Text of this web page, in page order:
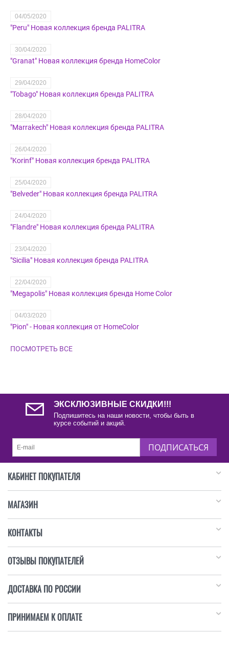
04/05/2020
"Peru" Новая коллекция бренда PALITRA
30/04/2020
"Granat" Новая коллекция бренда HomeColor
29/04/2020
"Tobago" Новая коллекция бренда PALITRA
28/04/2020
"Marrakech" Новая коллекция бренда PALITRA
26/04/2020
"Korinf" Новая коллекция бренда PALITRA
25/04/2020
​"Belveder" Новая коллекция бренда PALITRA
24/04/2020
"Flandre" Новая коллекция бренда PALITRA
23/04/2020
"Sicilia" Новая коллекция бренда PALITRA
22/04/2020
"Megapolis" Новая коллекция бренда Home Color
04/03/2020
"Pion" - Новая коллекция от HomeColor
ПОСМОТРЕТЬ ВСЕ
ЭКСКЛЮЗИВНЫЕ СКИДКИ!!!
Подпишитесь на наши новости, чтобы быть в
курсе событий и акций.
ПОДПИСАТЬСЯ
КАБИНЕТ ПОКУПАТЕЛЯ
МАГАЗИН
КОНТАКТЫ
ОТЗЫВЫ ПОКУПАТЕЛЕЙ
ДОСТАВКА ПО РОССИИ
ПРИНИМАЕМ К ОПЛАТЕ